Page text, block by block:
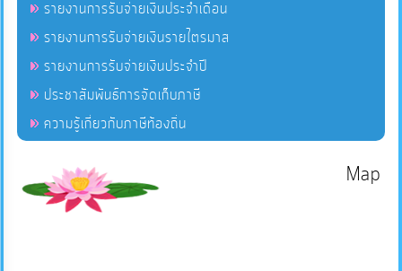
รายงานการรับจ่ายเงินประจำเดือน
รายงานการรับจ่ายเงินรายไตรมาส
รายงานการรับจ่ายเงินประจำปี
ประชาสัมพันธ์การจัดเก็บภาษี
ความรู้เกี่ยวกับภาษีท้องถิ่น
Map